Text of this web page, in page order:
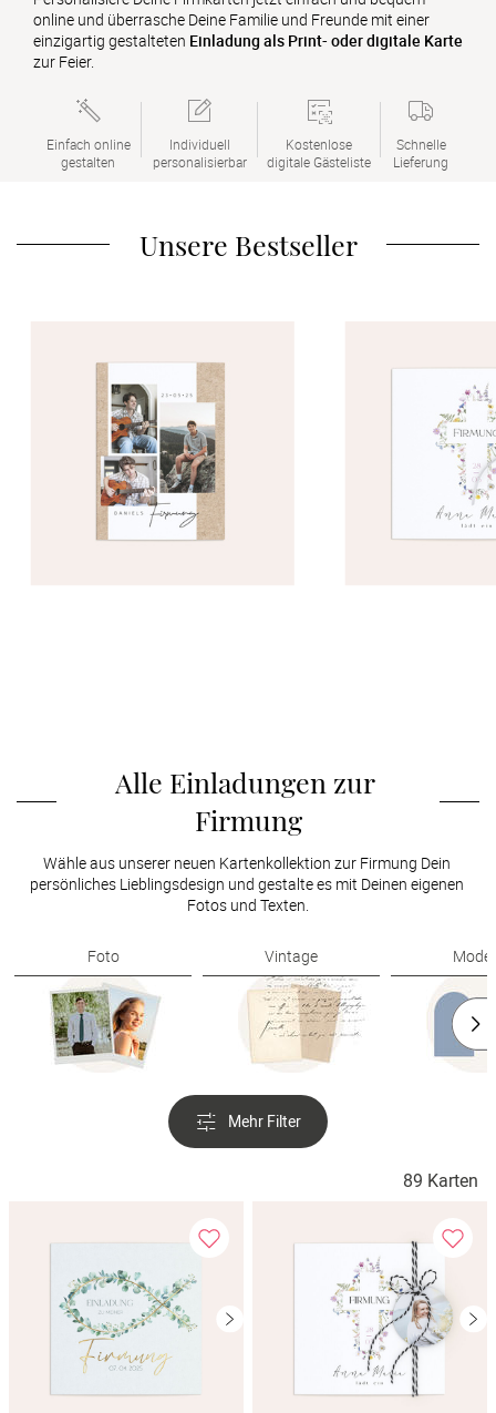
online und überrasche Deine Familie und Freunde mit einer
einzigartig gestalteten Einladung als Print- oder digitale Karte
zur Feier.
Einfach online
gestalten
Individuell
personalisierbar
Kostenlose
digitale Gästeliste
Schnelle
Lieferung
Unsere Bestseller
Alle Einladungen zur
Firmung
Wähle aus unserer neuen Kartenkollektion zur Firmung Dein
persönliches Lieblingsdesign und gestalte es mit Deinen eigenen
Fotos und Texten.
Foto Vintage
Mehr Filter
89 Karten